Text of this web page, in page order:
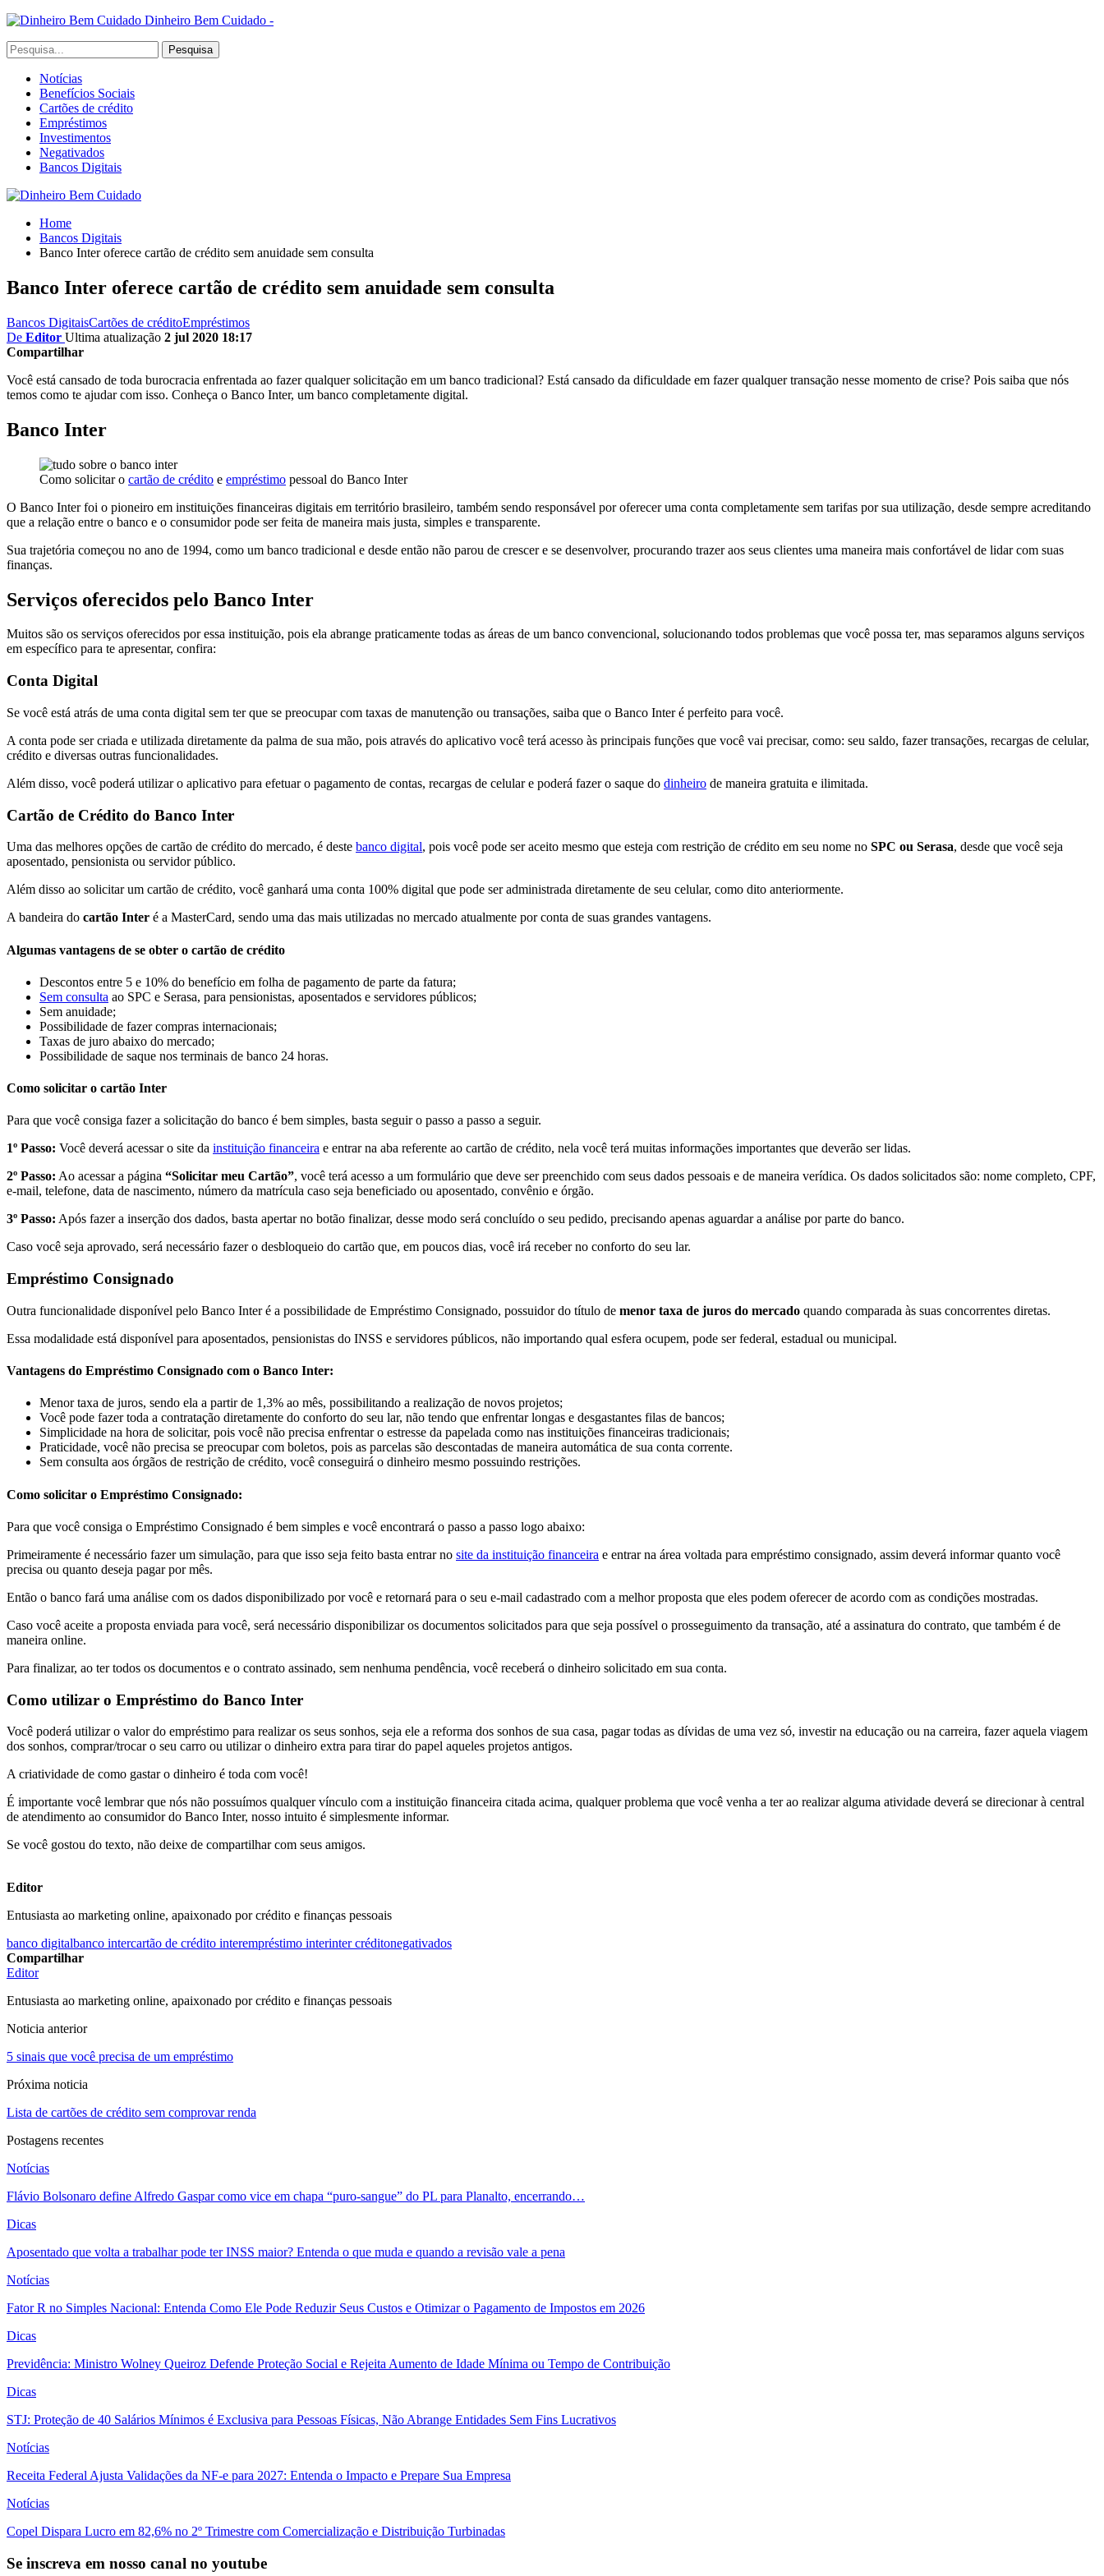
Dinheiro Bem Cuidado -
Notícias
Benefícios Sociais
Cartões de crédito
Empréstimos
Investimentos
Negativados
Bancos Digitais
Home
Bancos Digitais
Banco Inter oferece cartão de crédito sem anuidade sem consulta
Banco Inter oferece cartão de crédito sem anuidade sem consulta
Bancos DigitaisCartões de créditoEmpréstimos
De Editor Ultima atualização 2 jul 2020 18:17
Compartilhar
Você está cansado de toda burocracia enfrentada ao fazer qualquer solicitação em um banco tradicional? Está cansado da dificuldade em fazer qualquer transação nesse momento de crise? Pois saiba que nós
temos como te ajudar com isso. Conheça o Banco Inter, um banco completamente digital.
Banco Inter
Como solicitar o cartão de crédito e empréstimo pessoal do Banco Inter
O Banco Inter foi o pioneiro em instituições financeiras digitais em território brasileiro, também sendo responsável por oferecer uma conta completamente sem tarifas por sua utilização, desde sempre acreditando
que a relação entre o banco e o consumidor pode ser feita de maneira mais justa, simples e transparente.
Sua trajetória começou no ano de 1994, como um banco tradicional e desde então não parou de crescer e se desenvolver, procurando trazer aos seus clientes uma maneira mais confortável de lidar com suas
finanças.
Serviços oferecidos pelo Banco Inter
Muitos são os serviços oferecidos por essa instituição, pois ela abrange praticamente todas as áreas de um banco convencional, solucionando todos problemas que você possa ter, mas separamos alguns serviços
em específico para te apresentar, confira:
Conta Digital
Se você está atrás de uma conta digital sem ter que se preocupar com taxas de manutenção ou transações, saiba que o Banco Inter é perfeito para você.
A conta pode ser criada e utilizada diretamente da palma de sua mão, pois através do aplicativo você terá acesso às principais funções que você vai precisar, como: seu saldo, fazer transações, recargas de celular,
crédito e diversas outras funcionalidades.
Além disso, você poderá utilizar o aplicativo para efetuar o pagamento de contas, recargas de celular e poderá fazer o saque do dinheiro de maneira gratuita e ilimitada.
Cartão de Crédito do Banco Inter
Uma das melhores opções de cartão de crédito do mercado, é deste banco digital, pois você pode ser aceito mesmo que esteja com restrição de crédito em seu nome no SPC ou Serasa, desde que você seja
aposentado, pensionista ou servidor público.
Além disso ao solicitar um cartão de crédito, você ganhará uma conta 100% digital que pode ser administrada diretamente de seu celular, como dito anteriormente.
A bandeira do cartão Inter é a MasterCard, sendo uma das mais utilizadas no mercado atualmente por conta de suas grandes vantagens.
Algumas vantagens de se obter o cartão de crédito
Descontos entre 5 e 10% do benefício em folha de pagamento de parte da fatura;
Sem consulta ao SPC e Serasa, para pensionistas, aposentados e servidores públicos;
Sem anuidade;
Possibilidade de fazer compras internacionais;
Taxas de juro abaixo do mercado;
Possibilidade de saque nos terminais de banco 24 horas.
Como solicitar o cartão Inter
Para que você consiga fazer a solicitação do banco é bem simples, basta seguir o passo a passo a seguir.
1º Passo: Você deverá acessar o site da instituição financeira e entrar na aba referente ao cartão de crédito, nela você terá muitas informações importantes que deverão ser lidas.
2º Passo: Ao acessar a página “Solicitar meu Cartão”, você terá acesso a um formulário que deve ser preenchido com seus dados pessoais e de maneira verídica. Os dados solicitados são: nome completo, CPF,
e-mail, telefone, data de nascimento, número da matrícula caso seja beneficiado ou aposentado, convênio e órgão.
3º Passo: Após fazer a inserção dos dados, basta apertar no botão finalizar, desse modo será concluído o seu pedido, precisando apenas aguardar a análise por parte do banco.
Caso você seja aprovado, será necessário fazer o desbloqueio do cartão que, em poucos dias, você irá receber no conforto do seu lar.
Empréstimo Consignado
Outra funcionalidade disponível pelo Banco Inter é a possibilidade de Empréstimo Consignado, possuidor do título de menor taxa de juros do mercado quando comparada às suas concorrentes diretas.
Essa modalidade está disponível para aposentados, pensionistas do INSS e servidores públicos, não importando qual esfera ocupem, pode ser federal, estadual ou municipal.
Vantagens do Empréstimo Consignado com o Banco Inter:
Menor taxa de juros, sendo ela a partir de 1,3% ao mês, possibilitando a realização de novos projetos;
Você pode fazer toda a contratação diretamente do conforto do seu lar, não tendo que enfrentar longas e desgastantes filas de bancos;
Simplicidade na hora de solicitar, pois você não precisa enfrentar o estresse da papelada como nas instituições financeiras tradicionais;
Praticidade, você não precisa se preocupar com boletos, pois as parcelas são descontadas de maneira automática de sua conta corrente.
Sem consulta aos órgãos de restrição de crédito, você conseguirá o dinheiro mesmo possuindo restrições.
Como solicitar o Empréstimo Consignado:
Para que você consiga o Empréstimo Consignado é bem simples e você encontrará o passo a passo logo abaixo:
Primeiramente é necessário fazer um simulação, para que isso seja feito basta entrar no site da instituição financeira e entrar na área voltada para empréstimo consignado, assim deverá informar quanto você
precisa ou quanto deseja pagar por mês.
Então o banco fará uma análise com os dados disponibilizado por você e retornará para o seu e-mail cadastrado com a melhor proposta que eles podem oferecer de acordo com as condições mostradas.
Caso você aceite a proposta enviada para você, será necessário disponibilizar os documentos solicitados para que seja possível o prosseguimento da transação, até a assinatura do contrato, que também é de
maneira online.
Para finalizar, ao ter todos os documentos e o contrato assinado, sem nenhuma pendência, você receberá o dinheiro solicitado em sua conta.
Como utilizar o Empréstimo do Banco Inter
Você poderá utilizar o valor do empréstimo para realizar os seus sonhos, seja ele a reforma dos sonhos de sua casa, pagar todas as dívidas de uma vez só, investir na educação ou na carreira, fazer aquela viagem
dos sonhos, comprar/trocar o seu carro ou utilizar o dinheiro extra para tirar do papel aqueles projetos antigos.
A criatividade de como gastar o dinheiro é toda com você!
É importante você lembrar que nós não possuímos qualquer vínculo com a instituição financeira citada acima, qualquer problema que você venha a ter ao realizar alguma atividade deverá se direcionar à central
de atendimento ao consumidor do Banco Inter, nosso intuito é simplesmente informar.
Se você gostou do texto, não deixe de compartilhar com seus amigos.
Editor
Entusiasta ao marketing online, apaixonado por crédito e finanças pessoais
banco digitalbanco intercartão de crédito interempréstimo interinter créditonegativados
Compartilhar
Editor
Entusiasta ao marketing online, apaixonado por crédito e finanças pessoais
Noticia anterior
5 sinais que você precisa de um empréstimo
Próxima noticia
Lista de cartões de crédito sem comprovar renda
Postagens recentes
Notícias
Flávio Bolsonaro define Alfredo Gaspar como vice em chapa “puro-sangue” do PL para Planalto, encerrando…
Dicas
Aposentado que volta a trabalhar pode ter INSS maior? Entenda o que muda e quando a revisão vale a pena
Notícias
Fator R no Simples Nacional: Entenda Como Ele Pode Reduzir Seus Custos e Otimizar o Pagamento de Impostos em 2026
Dicas
Previdência: Ministro Wolney Queiroz Defende Proteção Social e Rejeita Aumento de Idade Mínima ou Tempo de Contribuição
Dicas
STJ: Proteção de 40 Salários Mínimos é Exclusiva para Pessoas Físicas, Não Abrange Entidades Sem Fins Lucrativos
Notícias
Receita Federal Ajusta Validações da NF-e para 2027: Entenda o Impacto e Prepare Sua Empresa
Notícias
Copel Dispara Lucro em 82,6% no 2º Trimestre com Comercialização e Distribuição Turbinadas
Se inscreva em nosso canal no youtube